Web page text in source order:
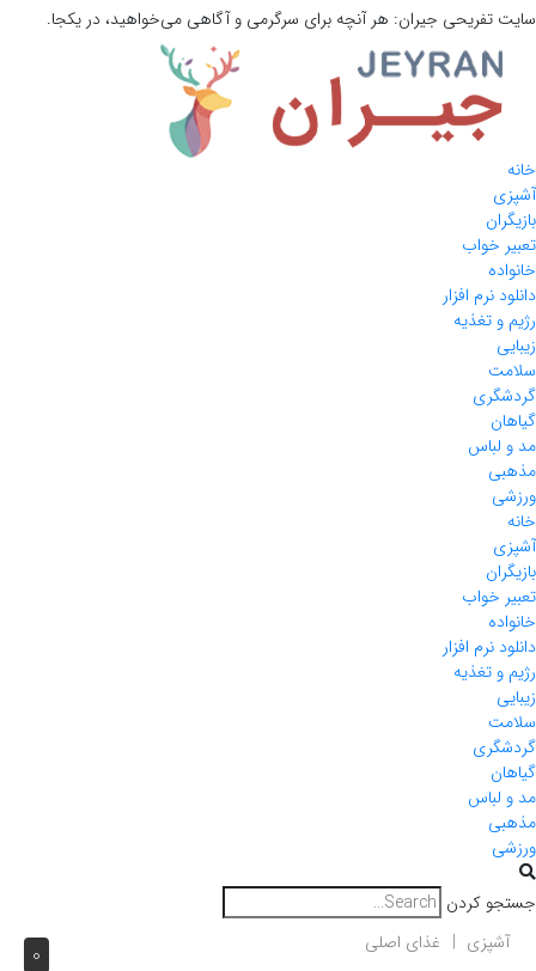
سایت تفریحی جیران: هر آنچه برای سرگرمی و آگاهی می‌خواهید، در یکجا.
خانه
آشپزی
بازیگران
تعبیر خواب
خانواده
دانلود نرم افزار
رژیم و تغذیه
زیبایی
سلامت
گردشگری
گیاهان
مد و لباس
مذهبی
ورزشی
خانه
آشپزی
بازیگران
تعبیر خواب
خانواده
دانلود نرم افزار
رژیم و تغذیه
زیبایی
سلامت
گردشگری
گیاهان
مد و لباس
مذهبی
ورزشی
جستجو کردن
0 آشپزی غذای اصلی